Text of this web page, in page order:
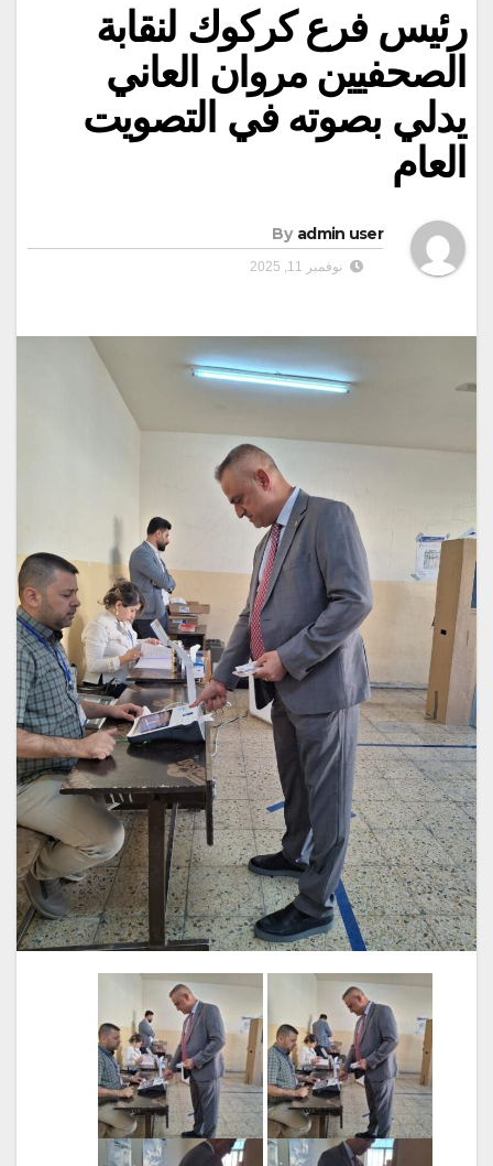
رئيس فرع كركوك لنقابة
الصحفيين مروان العاني
يدلي بصوته في التصويت
العام
By admin user
نوفمبر 11, 2025